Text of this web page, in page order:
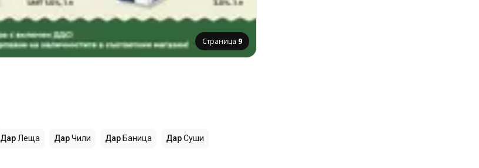
Страница 9
Дар Леща ДарЧили Дар Баница ДарСуши